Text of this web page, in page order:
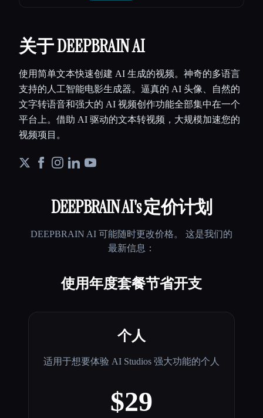
关于 DEEPBRAIN AI
使用简单文本快速创建 AI 生成的视频。神奇的多语言
支持的人工智能电影生成器。逼真的 AI 头像、自然的
文字转语音和强大的 AI 视频创作功能全部集中在一个
平台上。借助 AI 驱动的文本转视频，大规模加速您的
视频项目。
DEEPBRAIN AI's 定价计划
DEEPBRAIN AI 可能随时更改价格。 这是我们的
最新信息：
使用年度套餐节省开支
个人
适用于想要体验 AI Studios 强大功能的个人
$29